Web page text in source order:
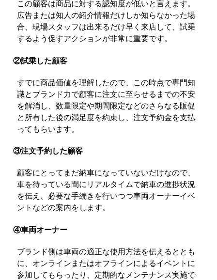
この顧客は商品に対する認知度が低いと言えます。
広告または知人の紹介情報だけしか知らなかった場
合、現場スタッフは出来るだけ早く来店して、試乗
するよう促すアクションが非常に重要です。
②試乗した顧客
すでに商品価値を理解したので、この時点で専門知
識とブランド力で顧客に注文に至らせるまでの不安
を解消し、数量限定や期間限定などのさらなる販促
と所有した後の満足度を約束し、注文予約金を支払
ってもらいます。
③注文予約した顧客
顧客にとってまだ納車になっていないだけなので、
車を待っている間にリアルタイムで納車の進捗状況
を伝え、必要な手続きを行いつつ車両オーナーイベ
ントなどの案内をします。
④車両オーナー
ブランド側は車両の適正な使用方法を伝えるととも
に、オンラインまたはオフラインによるイベントに
参加してもらったり、定期的なメンテナンス実施で